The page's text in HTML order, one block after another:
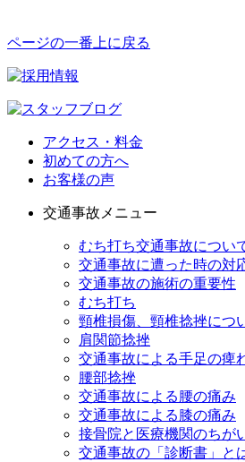
ページの一番上に戻る
アクセス・料金
初めての方へ
お客様の声
交通事故メニュー
むち打ち交通事故につい
交通事故に遭った時の対
交通事故の施術の重要性
むち打ち
頸椎損傷、頸椎捻挫につ
肩関節捻挫
交通事故による手足の痺
腰部捻挫
交通事故による腰の痛み
交通事故による膝の痛み
接骨院と医療機関のちが
交通事故の「診断書」と